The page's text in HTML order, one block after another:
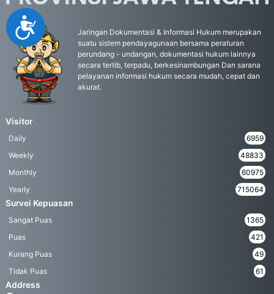
Accessibility
Jaringan Dokumentasi & Informasi Hukum merupakan
suatu sistem pendayagunaan bersama peraturan
perundang - undangan, dokumentasi hukum lainnya
secara tertib, terpadu, berkesinambungan Dan sarana
pelayanan informasi hukum secara mudah, cepat dan
akurat.
Visitor
Daily
6959
Weekly
48833
Monthly
60975
Yearly
715064
Survei Kepuasan
Sangat Puas
1365
Puas
421
Kurang Puas
49
Tidak Puas
61
Address